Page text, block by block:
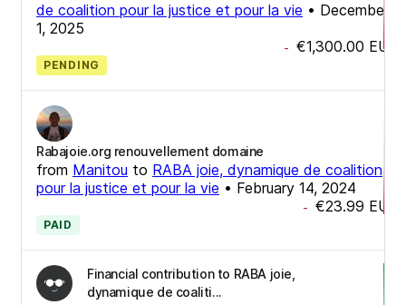
de coalition pour la justice et pour la vie • December
1, 2025
- €1,300.00 EUR
PENDING
Rabajoie.org renouvellement domaine
from Manitou to RABA joie, dynamique de coalition
pour la justice et pour la vie • February 14, 2024
- €23.99 EUR
PAID
Financial contribution to RABA joie,
dynamique de coaliti...